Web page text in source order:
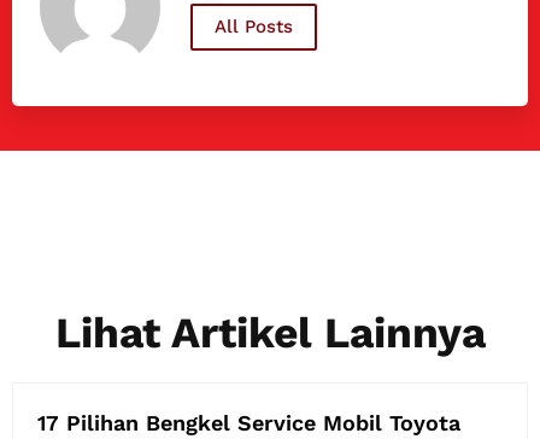
All Posts
Lihat Artikel Lainnya
17 Pilihan Bengkel Service Mobil Toyota